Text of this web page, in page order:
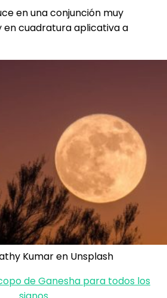
en una conjunción muy
en cuadratura aplicativa a
Kumar en Unsplash
de Ganesha para todos los